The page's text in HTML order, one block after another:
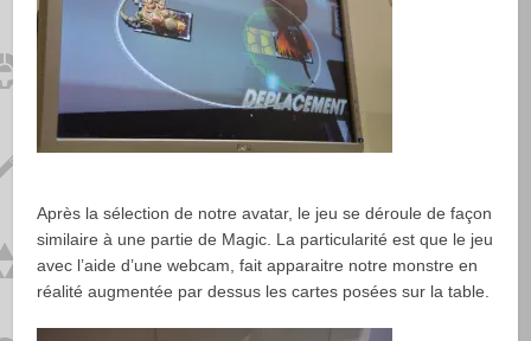
Après la sélection de notre avatar, le jeu se déroule de façon
similaire à une partie de Magic. La particularité est que le jeu
avec l’aide d’une webcam, fait apparaitre notre monstre en
réalité augmentée par dessus les cartes posées sur la table.